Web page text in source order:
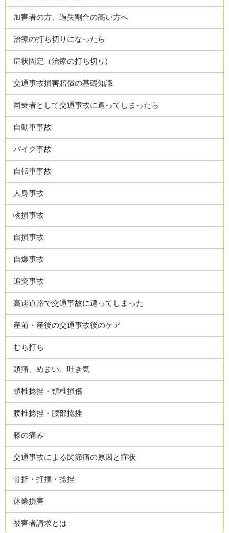
加害者の方、過失割合の高い方へ
治療の打ち切りになったら
症状固定（治療の打ち切り)
交通事故損害賠償の基礎知識
同乗者として交通事故に遭ってしまったら
自動車事故
バイク事故
自転車事故
人身事故
物損事故
自損事故
自爆事故
追突事故
高速道路で交通事故に遭ってしまった
産前・産後の交通事故後のケア
むち打ち
頭痛、めまい、吐き気
頸椎捻挫・頸椎損傷
腰椎捻挫・腰部捻挫
膝の痛み
交通事故による関節痛の原因と症状
骨折・打撲・捻挫
休業損害
被害者請求とは